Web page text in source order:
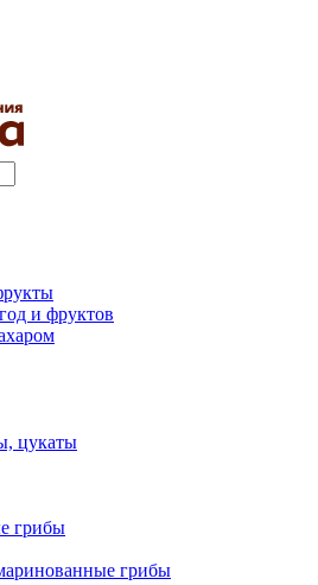
и фруктов
цукаты
грибы
грибы